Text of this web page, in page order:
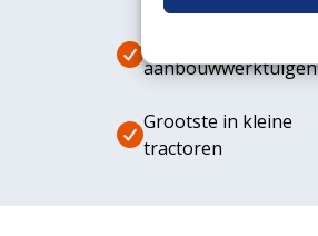
aanbouwwerktuigen
Grootste in kleine
tractoren